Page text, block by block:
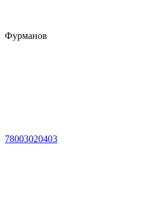
Фурманов
78003020403